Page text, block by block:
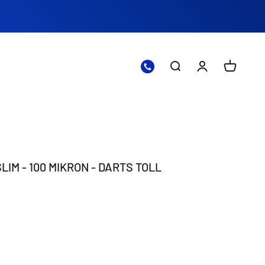
Nyissa meg a
Nyissa meg
Nyitott
- 100 MIKRON - DARTS TOLL